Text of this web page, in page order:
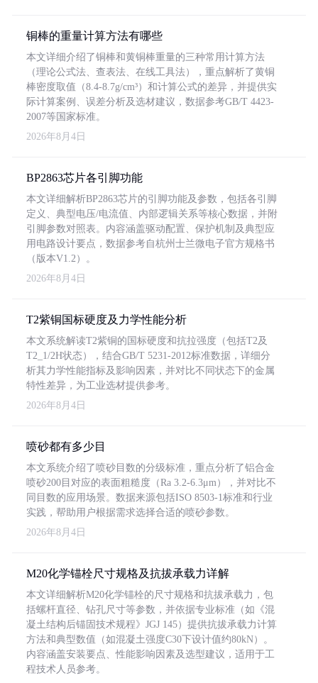
铜棒的重量计算方法有哪些
本文详细介绍了铜棒和黄铜棒重量的三种常用计算方法
（理论公式法、查表法、在线工具法），重点解析了黄铜
棒密度取值（8.4-8.7g/cm³）和计算公式的差异，并提供实
际计算案例、误差分析及选材建议，数据参考GB/T 4423-
2007等国家标准。
2026年8月4日
BP2863芯片各引脚功能
本文详细解析BP2863芯片的引脚功能及参数，包括各引脚
定义、典型电压/电流值、内部逻辑关系等核心数据，并附
引脚参数对照表。内容涵盖驱动配置、保护机制及典型应
用电路设计要点，数据参考自杭州士兰微电子官方规格书
（版本V1.2）。
2026年8月4日
T2紫铜国标硬度及力学性能分析
本文系统解读T2紫铜的国标硬度和抗拉强度（包括T2及
T2_1/2H状态），结合GB/T 5231-2012标准数据，详细分
析其力学性能指标及影响因素，并对比不同状态下的金属
特性差异，为工业选材提供参考。
2026年8月4日
喷砂都有多少目
本文系统介绍了喷砂目数的分级标准，重点分析了铝合金
喷砂200目对应的表面粗糙度（Ra 3.2-6.3μm），并对比不
同目数的应用场景。数据来源包括ISO 8503-1标准和行业
实践，帮助用户根据需求选择合适的喷砂参数。
2026年8月4日
M20化学锚栓尺寸规格及抗拔承载力详解
本文详细解析M20化学锚栓的尺寸规格和抗拔承载力，包
括螺杆直径、钻孔尺寸等参数，并依据专业标准（如《混
凝土结构后锚固技术规程》JGJ 145）提供抗拔承载力计算
方法和典型数值（如混凝土强度C30下设计值约80kN）。
内容涵盖安装要点、性能影响因素及选型建议，适用于工
程技术人员参考。